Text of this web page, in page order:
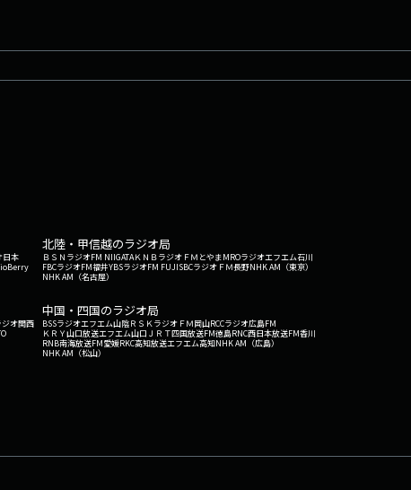
日本
北陸・甲信越のラジオ局
ＢＳＮラジオFM NIIGATAＫＮＢラジオ ＦＭとやまMROラジオエフエム石川
FBCラジオFM福井YBSラジオFM FUJISBCラジオ ＦＭ長野NHK AM（東京）
NHK AM（名古屋）
ジオ関西
中国・四国のラジオ局
BSSラジオエフエム山陰ＲＳＫラジオ ＦＭ岡山RCCラジオ広島FM
ＫＲＹ山口放送エフエム山口 ＪＲＴ四国放送FM徳島RNC西日本放送FM香川
RNB南海放送FM愛媛RKC高知放送エフエム高知NHK AM（広島）
NHK AM（松山）